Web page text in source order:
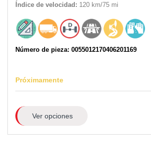
Índice de velocidad: 120 km/75 mi
Número de pieza: 0055012170406201169
Próximamente
Ver opciones